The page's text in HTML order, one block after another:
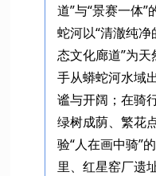
道”与“景赛一体
蛇河以“清澈纯净
态文化廊道”为
手从蟒蛇河水域
谧与开阔；在骑
绿树成荫、繁花
验“人在画中骑”
里、红星窑厂遗